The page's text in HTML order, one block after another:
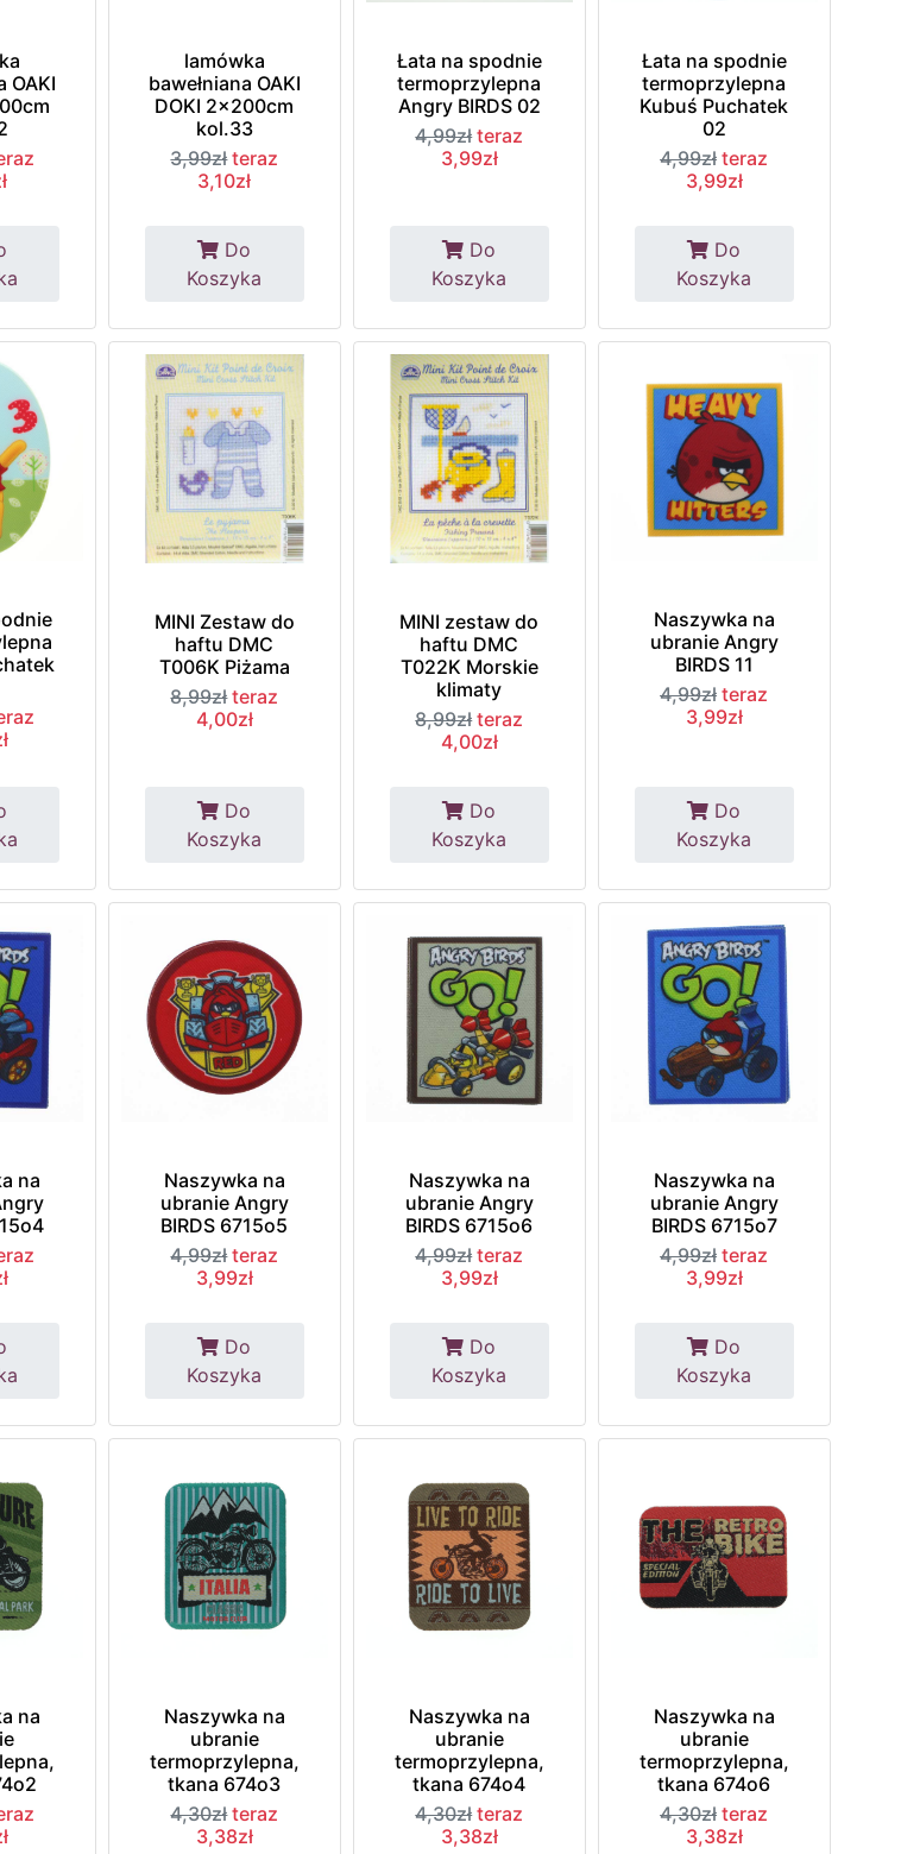
OAKI
lamówka
bawełniana OAKI
DOKI 2x200cm
kol.33
3,99zł teraz
3,10zł
Do
Koszyka
Łata na spodnie
termoprzylepna
Angry BIRDS 02
4,99zł teraz
3,99zł
Do
Koszyka
Łata na spodnie
termoprzylepna
Kubuś Puchatek
02
4,99zł teraz
3,99zł
Do
Koszyka
MINI Zestaw do
haftu DMC
T006K Piżama
8,99zł teraz
4,00zł
Do
Koszyka
MINI zestaw do
haftu DMC
T022K Morskie
klimaty
8,99zł teraz
4,00zł
Do
Koszyka
Naszywka na
ubranie Angry
BIRDS 11
4,99zł teraz
3,99zł
Do
Koszyka
na
Naszywka na
ubranie Angry
BIRDS 6715o5
4,99zł teraz
3,99zł
Do
Koszyka
Naszywka na
ubranie Angry
BIRDS 6715o6
4,99zł teraz
3,99zł
Do
Koszyka
Naszywka na
ubranie Angry
BIRDS 6715o7
4,99zł teraz
3,99zł
Do
Koszyka
na
Naszywka na
ubranie
termoprzylepna,
tkana 674o3
4,30zł teraz
3,38zł
Naszywka na
ubranie
termoprzylepna,
tkana 674o4
4,30zł teraz
3,38zł
Naszywka na
ubranie
termoprzylepna,
tkana 674o6
4,30zł teraz
3,38zł